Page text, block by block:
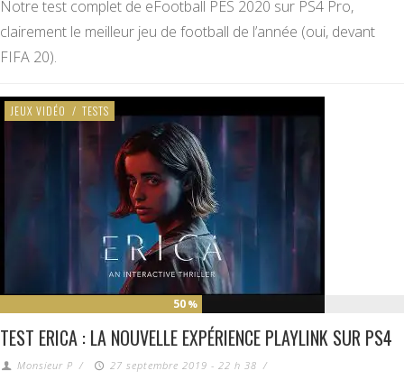
Notre test complet de eFootball PES 2020 sur PS4 Pro,
clairement le meilleur jeu de football de l’année (oui, devant
FIFA 20).
50 %
JEUX VIDÉO / TESTS
TEST ERICA : LA NOUVELLE EXPÉRIENCE PLAYLINK SUR PS4
Monsieur P / 27 septembre 2019 - 22 h 38 /